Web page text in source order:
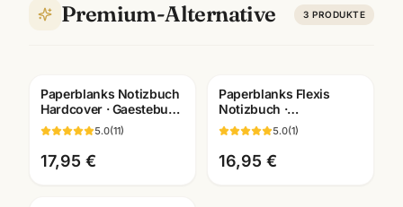
Premium-Alternative 3 PRODUKTE
Paperblanks Notizbuch
Hardcover · Gaestebuch
+ Skizzenbuch ·
Bueroausstattung
Mannheim
5.0(11)
17,95 €
Paperblanks Flexis
Notizbuch ·
Mini/Midi/Ultra ·
Premium-Einband ·
Mannheim
5.0(1)
16,95 €